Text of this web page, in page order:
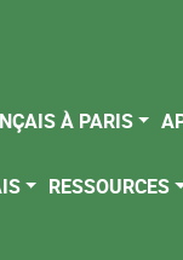
À PARIS
RESSOURCES